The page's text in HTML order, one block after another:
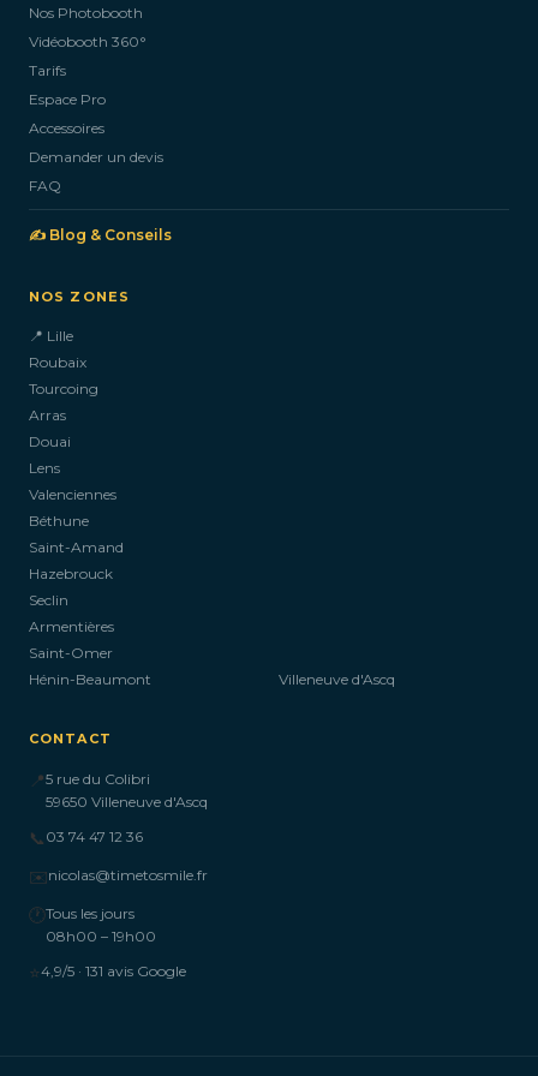
Nos Photobooth
Vidéobooth 360°
Tarifs
Espace Pro
Accessoires
Demander un devis
FAQ
✍️ Blog & Conseils
NOS ZONES
📍 Lille
Roubaix
Tourcoing
Arras
Douai
Lens
Valenciennes
Béthune
Saint-Amand
Hazebrouck
Seclin
Armentières
Saint-Omer
Hénin-Beaumont
Villeneuve d'Ascq
CONTACT
📍5 rue du Colibri
59650 Villeneuve d'Ascq
📞 03 74 47 12 36
✉️nicolas@timetosmile.fr
🕐Tous les jours
08h00 – 19h00
⭐4,9/5 · 131 avis Google